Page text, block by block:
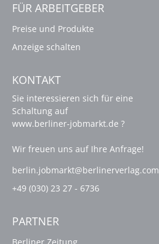
FÜR ARBEITGEBER
Preise und Produkte
Anzeige schalten
KONTAKT
Sie interessieren sich für eine
Schaltung auf
www.berliner-jobmarkt.de ?
Wir freuen uns auf Ihre Anfrage!
berlin.jobmarkt@berlinerverlag.com
+49 (030) 23 27 - 6736
PARTNER